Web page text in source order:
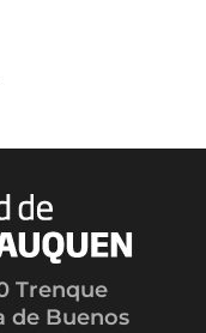
Trenque
de Buenos